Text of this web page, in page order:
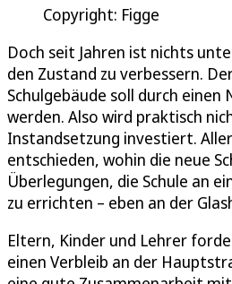
Copyright: Figge
Doch seit Jahren ist nichts
den Zustand zu verbessern.
Schulgebäude soll durch einen
werden. Also wird praktisch
Instandsetzung investiert.
entschieden, wohin die neue
Überlegungen, die Schule an
zu errichten – eben an der
Eltern, Kinder und Lehrer
einen Verbleib an der